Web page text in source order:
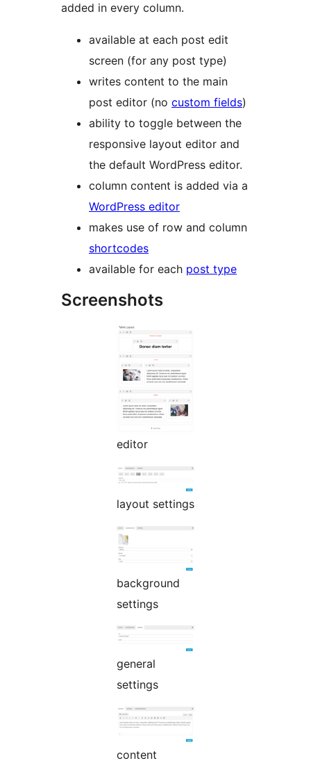
added in every column.
available at each post edit
screen (for any post type)
writes content to the main
post editor (no custom fields)
ability to toggle between the
responsive layout editor and
the default WordPress editor.
column content is added via a
WordPress editor
makes use of row and column
shortcodes
available for each post type
Screenshots
editor
layout settings
background
settings
general
settings
content